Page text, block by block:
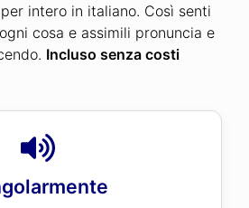
intero in italiano. Così senti
cosa e assimili pronuncia e
Incluso senza costi